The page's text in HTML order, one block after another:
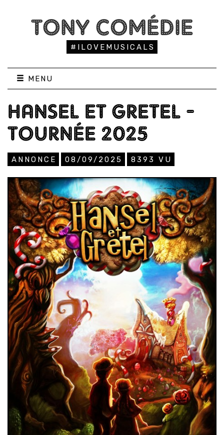
TONY COMÉDIE
#ILOVEMUSICALS
MENU
HANSEL ET GRETEL -
TOURNÉE 2025
ANNONCE 08/09/2025 8393 VU